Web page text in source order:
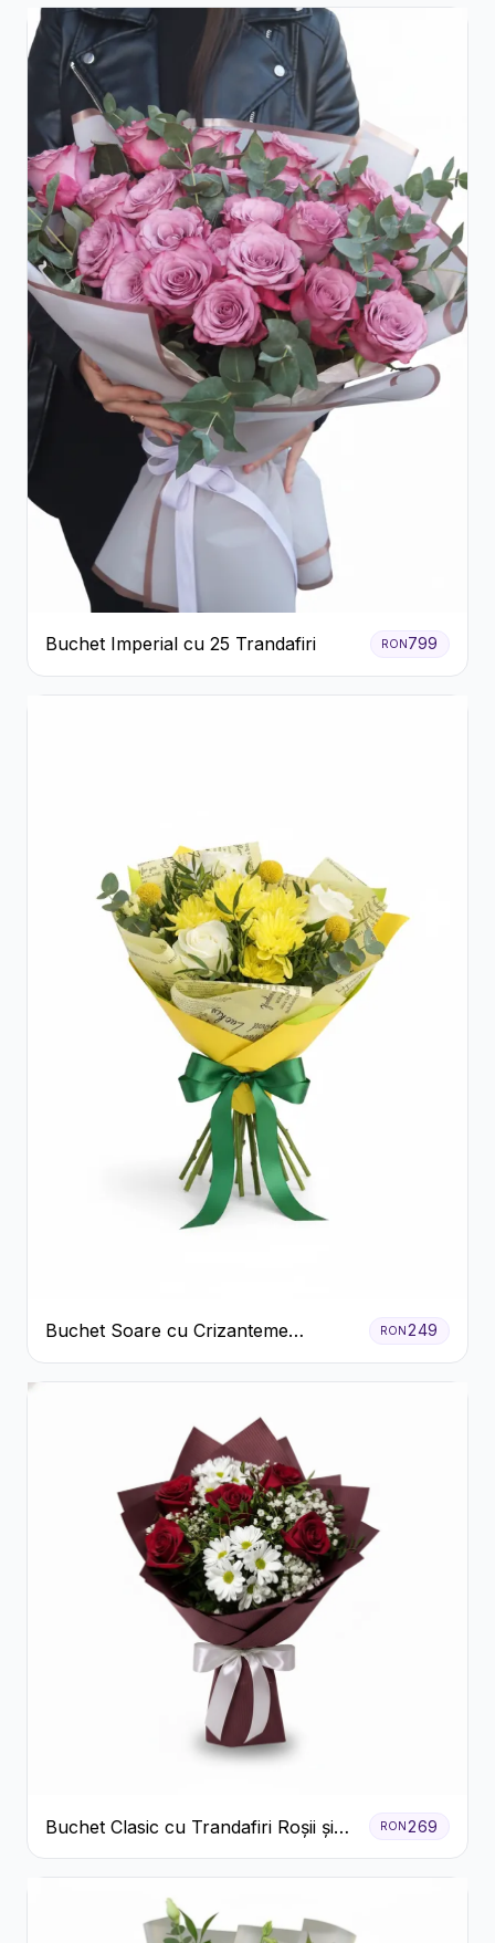
Buchet Imperial cu 25 Trandafiri RON799
Buchet Soare cu Crizanteme
Galbene și Trandafiri Albi
RON249
Buchet Clasic cu Trandafiri Roșii și
Crizanteme Albe
RON 269